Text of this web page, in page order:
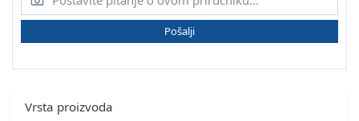
Pošalji
Vrsta proizvoda